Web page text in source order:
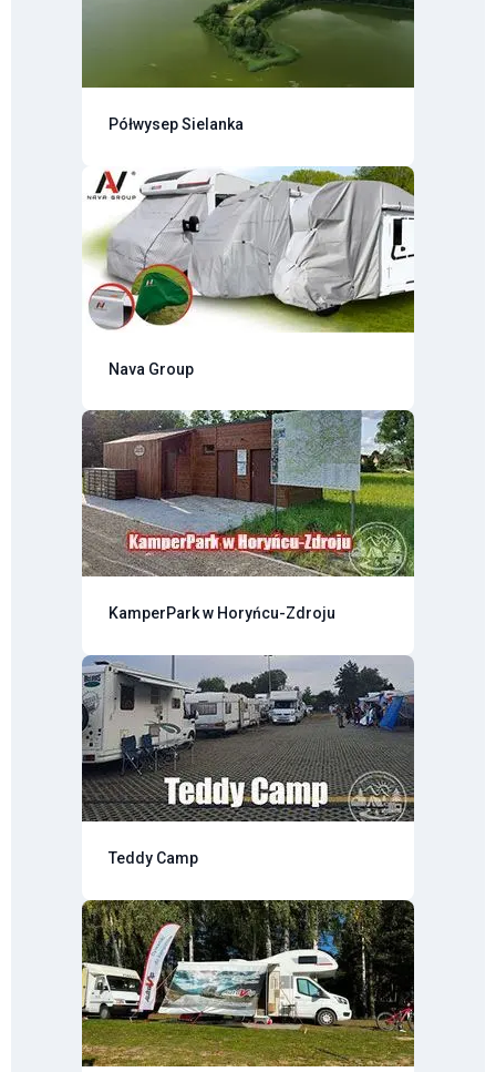
Półwysep Sielanka
Nava Group
KamperPark w Horyńcu-Zdroju
Teddy Camp